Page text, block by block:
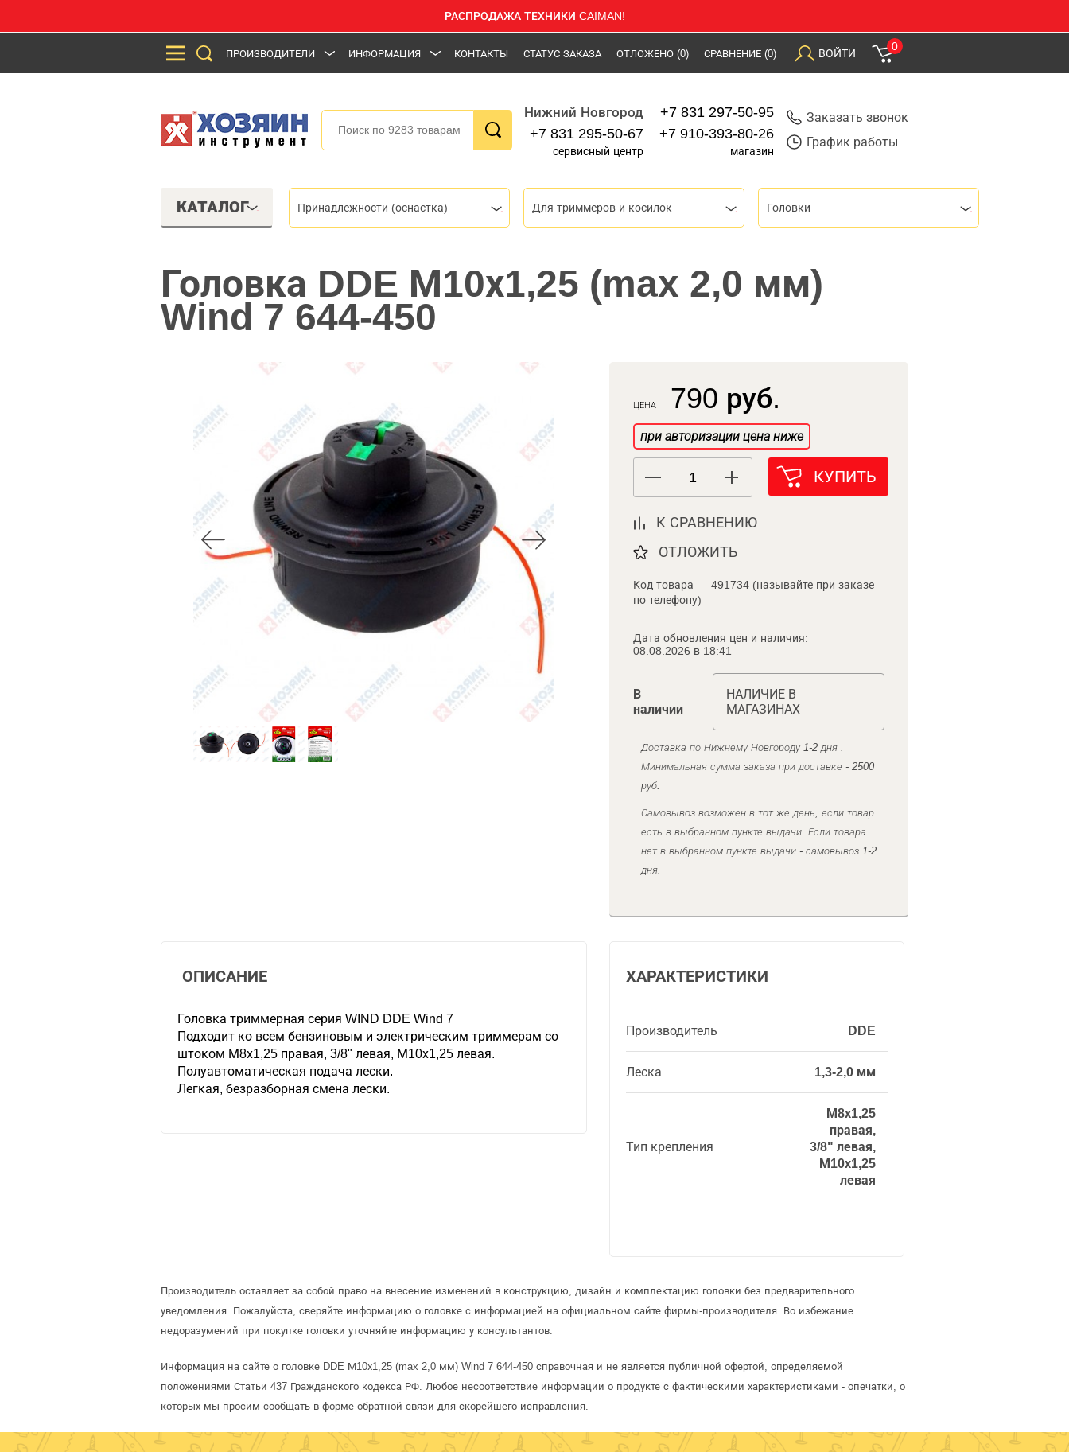
РАСПРОДАЖА ТЕХНИКИ CAIMAN!
ПРОИЗВОДИТЕЛИ ИНФОРМАЦИЯ КОНТАКТЫ СТАТУС ЗАКАЗА ОТЛОЖЕНО (0) СРАВНЕНИЕ (0) ВОЙТИ
0
Нижний Новгород
+7 831 295-50-67
сервисный центр
+7 831 297-50-95
+7 910-393-80-26
магазин
Заказать звонок
График работы
КАТАЛОГ Принадлежности (оснастка) Для триммеров и косилок Головки
Головка DDE М10х1,25 (max 2,0 мм)
Wind 7 644-450
ЦЕНА 790 руб.
при авторизации цена ниже
КУПИТЬ
К СРАВНЕНИЮ
ОТЛОЖИТЬ
Код товара — 491734 (называйте при заказе
по телефону)
Дата обновления цен и наличия:
08.08.2026 в 18:41
В
наличии
НАЛИЧИЕ В
МАГАЗИНАХ
Доставка по Нижнему Новгороду 1-2 дня .
Минимальная сумма заказа при доставке - 2500
руб.
Самовывоз возможен в тот же день, если товар
есть в выбранном пункте выдачи. Если товара
нет в выбранном пункте выдачи - самовывоз 1-2
дня.
ХАРАКТЕРИСТИКИ
Производитель DDE
Леска 1,3-2,0 мм
Тип крепления
М8х1,25
правая,
3/8" левая,
М10х1,25
левая
ОПИСАНИЕ
Головка триммерная серия WIND DDE Wind 7
Подходит ко всем бензиновым и электрическим триммерам со
штоком М8х1,25 правая, 3/8" левая, М10х1,25 левая.
Полуавтоматическая подача лески.
Легкая, безразборная смена лески.
Производитель оставляет за собой право на внесение изменений в конструкцию, дизайн и комплектацию головки без предварительного
уведомления. Пожалуйста, сверяйте информацию о головке с информацией на официальном сайте фирмы-производителя. Во избежание
недоразумений при покупке головки уточняйте информацию у консультантов.
Информация на сайте о головке DDE М10х1,25 (max 2,0 мм) Wind 7 644-450 справочная и не является публичной офертой, определяемой
положениями Статьи 437 Гражданского кодекса РФ. Любое несоответствие информации о продукте с фактическими характеристиками - опечатки, о
которых мы просим сообщать в форме обратной связи для скорейшего исправления.